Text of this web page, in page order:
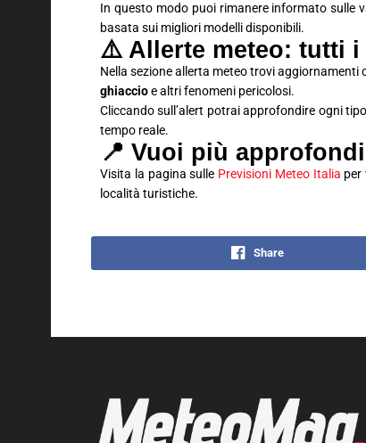
In questo modo puoi rimanere informato sulle
basata sui migliori modelli disponibili.
⚠️ Allerte meteo: tutti
Nella sezione allerta meteo trovi aggiornamenti
ghiaccioe altri fenomeni pericolosi.
Cliccando sull’alert potrai approfondire ogni
tempo reale.
📍 Vuoi più
Visita la pagina sulle Previsioni Meteo Italia per
località turistiche.
Share